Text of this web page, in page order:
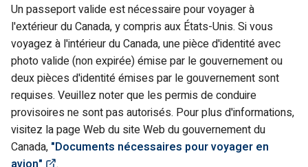
Un passeport valide est nécessaire pour voyager à
l'extérieur du Canada, y compris aux États-Unis. Si vous
voyagez à l'intérieur du Canada, une pièce d'identité avec
photo valide (non expirée) émise par le gouvernement ou
deux pièces d'identité émises par le gouvernement sont
requises. Veuillez noter que les permis de conduire
provisoires ne sont pas autorisés. Pour plus d'informations,
visitez la page Web du site Web du gouvernement du
Canada, "Documents nécessaires pour voyager en
(Link opens in new window)